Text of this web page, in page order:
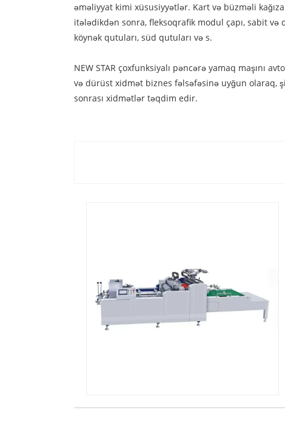
əməliyyat kimi xüsusiyyətlər. Kart və büzməli
itələdikdən sonra, fleksoqrafik modul çapı, sabit
köynək qutuları, süd qutuları və s.
NEW STAR çoxfunksiyalı pəncərə yamaq maşını
və dürüst xidmət biznes fəlsəfəsinə uyğun olaraq,
sonrası xidmətlər təqdim edir.